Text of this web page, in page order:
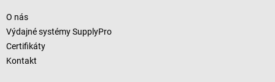
O nás
Výdajné systémy SupplyPro
Certifikáty
Kontakt